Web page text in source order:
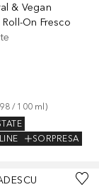
& Vegan
On Fresco
/ 100 ml)
SORPRESA